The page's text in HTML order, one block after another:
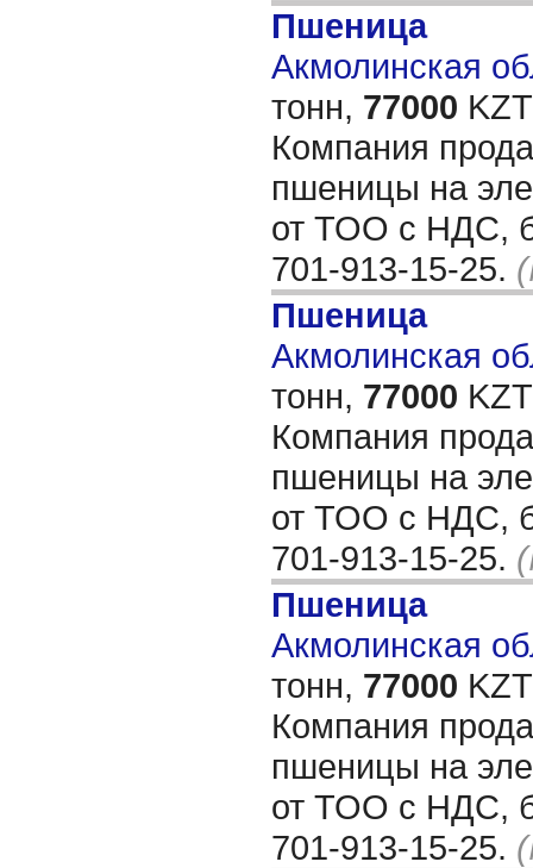
Пшеница
Акмолинская
тонн, 77000
Компания
пшеницы на
от ТОО с НДС,
701-913-15-25.
Пшеница
Акмолинская
тонн, 77000
Компания
пшеницы на
от ТОО с НДС,
701-913-15-25.
Пшеница
Акмолинская
тонн, 77000
Компания
пшеницы на
от ТОО с НДС,
701-913-15-25.